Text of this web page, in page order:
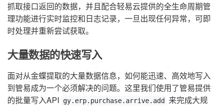
抓取接口返回的数据，并且配合轻易云提供的全生命周期管
理功能进行实时监控和日志记录，一旦出现任何异常，可即
时处理并重新尝试获取。
大量数据的快速写入
面对从金蝶提取的大量数据信息，如何能迅速、高效地写入
到管易成为一个必须解决的问题。这里我们使用了管易提供
的批量写入API
gy.erp.purchase.arrive.add
来完成大规